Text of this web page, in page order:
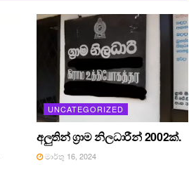
UNCATEGORIZED
අලුතින් ග්‍රාම නිලධාරීන් 2002ක්.
මාර්තු 16, 2024